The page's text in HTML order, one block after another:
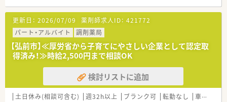
更新日： 2026/07/09 薬剤師求人ID： 421772
パート・アルバイト
調剤薬局
【弘前市】≪厚労省から子育てにやさしい企業として認定取
得済み！≫時給2,500円まで相談OK
検討リストに追加
土日休み(相談可含む) 週32h以上 ブランク可 転勤なし 車通勤可